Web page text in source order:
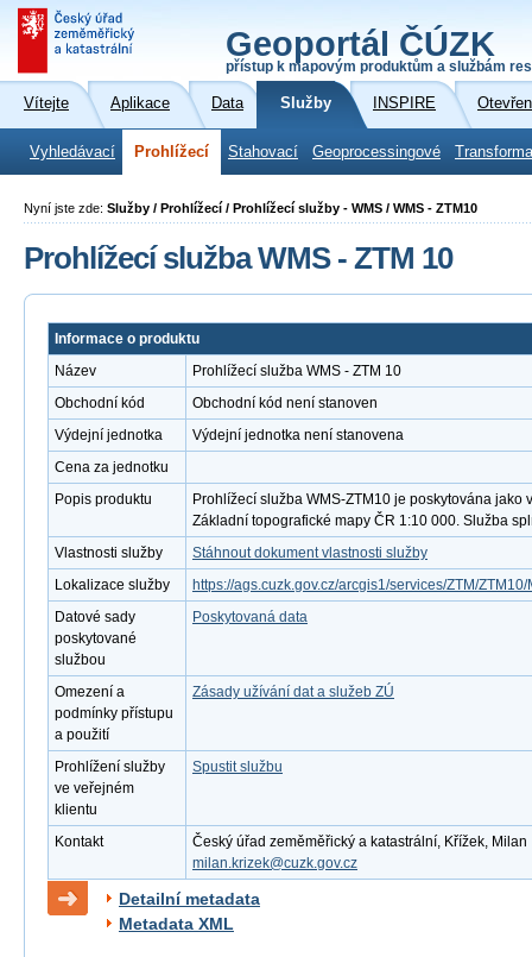
Geoportál ČÚZK
přístup k mapovým produktům a službám
Vítejte Aplikace Data Služby INSPIRE
Vyhledávací Prohlížecí Stahovací Geoprocessingové
Nyní jste zde: Služby / Prohlížecí / Prohlížecí služby - WMS / WMS - ZTM10
Prohlížecí služba WMS - ZTM 10
Informace o produktu
Název
Prohlížecí služba WMS - ZTM 10
Obchodní kód
Obchodní kód není stanoven
Výdejní jednotka
Výdejní jednotka není stanovena
Cena za jednotku
Popis produktu
Prohlížecí služba WMS-ZTM10 je poskytována
Základní topografické mapy ČR 1:10 000. Služba
Vlastnosti služby
Stáhnout dokument vlastnosti služby
Lokalizace služby
https://ags.cuzk.gov.cz/arcgis1/services/ZTM/
Datové sady
poskytované
službou
Poskytovaná data
Omezení a
podmínky přístupu
a použití
Zásady užívání dat a služeb ZÚ
Prohlížení služby
ve veřejném
klientu
Spustit službu
Kontakt
Český úřad zeměměřický a katastrální, Křížek,
milan.krizek@cuzk.gov.cz
Detailní metadata
Metadata XML